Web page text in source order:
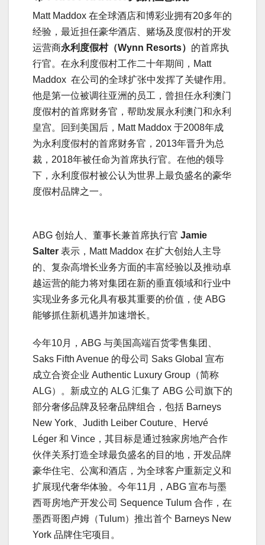
Matt Maddox 在全球酒店和博彩业拥有20多年的
经验，最近担任豪华酒店、赌场及度假村的开发
运营商永利度假村（Wynn Resorts） 的首席执
行官。在永利度假村工作二十年期间，Matt
Maddox 在公司的全球扩张中发挥了关键作用。
他是第一位被调往亚洲的员工，曾担任永利澳门
度假村的首席财务官，帮助发展永利澳门和永利
皇宫。回到美国后，Matt Maddox 于2008年成
为永利度假村的首席财务官，2013年晋升为总
裁，2018年被任命为首席执行官。在他的领导
下，永利度假村被公认为世界上最负盛名的豪华
度假村品牌之一。
ABG 创始人、董事长兼首席执行官 Jamie
Salter 表示，Matt Maddox 在扩大创始人主导
的、复杂高增长业务方面的丰富经验以及推动卓
越运营的能力将对集团在新的垂直领域和行业中
实现业务多元化具有极其重要的价值，使 ABG
能够抓住新机遇并加速增长。
今年10月，ABG 与美国高端百货零售集团、
Saks Fifth Avenue 的母公司 Saks Global 宣布
成立合资企业 Authentic Luxury Group（简称
ALG）。新成立的 ALG 汇集了 ABG 公司旗下的
部分奢侈品牌及轻奢品牌组合，包括 Barneys
New York、Judith Leiber Couture、Hervé
Léger 和 Vince，其目标是通过独家房地产合作
伙伴关系打造全球最负盛名的目的地，开发品牌
豪华住宅、公寓和酒店，为全球客户重新定义和
扩展现代奢华体验。今年11月，ABG 宣布与墨
西哥房地产开发公司 Sequence Tulum 合作，在
墨西哥图卢姆（Tulum）推出首个 Barneys New
York 品牌住宅项目。